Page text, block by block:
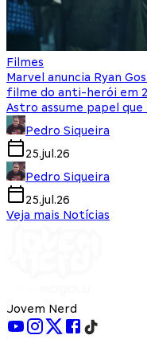
Filmes
Marvel anuncia Ryan
filme do anti-herói em
Astro assume papel que
Pedro Siqueira
25.jul.26
Pedro Siqueira
25.jul.26
Veja mais Notícias
Jovem Nerd